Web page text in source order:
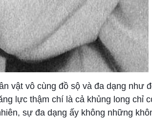
vật vô cùng đồ sộ và đa dạng như
lực thậm chí là cả khủng long chỉ
sự đa dạng ấy không những